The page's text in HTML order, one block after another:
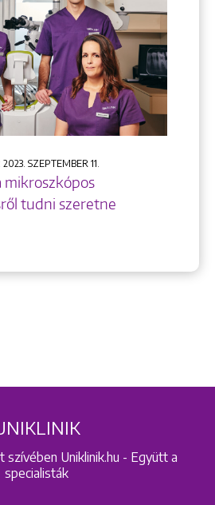
SZEPTEMBER 11.
mikroszkópos
tudni szeretne
szívében Uniklinik.hu - Együtt a
specialisták